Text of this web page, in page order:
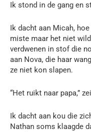
Ik stond in de gang en
Ik dacht aan Micah,
miste maar het niet
verdwenen in stof die
aan Nova, die haar
ze niet kon slapen.
“Het ruikt naar papa,”
Ik dacht aan kou die
Nathan soms klaagde